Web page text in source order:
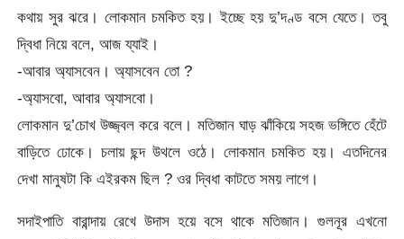
কথায় সুর ঝরে। লোকমান চমকিত হয়। ইচ্ছে হয় দু’দণ্ড বসে যেতে। তবু
দ্বিধা নিয়ে বলে, আজ য্যাই।
-আবার অ্যাসবেন। অ্যাসবেন তো ?
-অ্যাসবো, আবার অ্যাসবো।
লোকমান দু’চোখ উজ্জ্বল করে বলে। মতিজান ঘাড় ঝাঁকিয়ে সহজ ভঙ্গিতে হেঁটে
বাড়িতে ঢোকে। চলায় ছন্দ উথলে ওঠে। লোকমান চমকিত হয়। এতদিনের
দেখা মানুষটা কি এইরকম ছিল ? ওর দ্বিধা কাটতে সময় লাগে।
সদাইপাতি বারান্দায় রেখে উদাস হয়ে বসে থাকে মতিজান। গুলনূর এখনো